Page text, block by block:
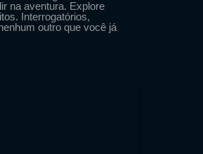
na aventura. Explore
Interrogatórios,
outro que você já